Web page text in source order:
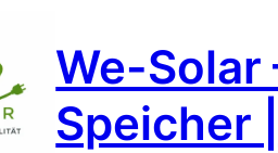
We-Solar
Speicher